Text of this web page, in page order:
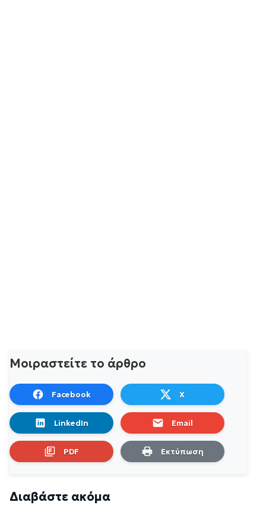
Μοιραστείτε το άρθρο
Facebook X
LinkedIn Email
PDF Εκτύπωση
Διαβάστε ακόμα